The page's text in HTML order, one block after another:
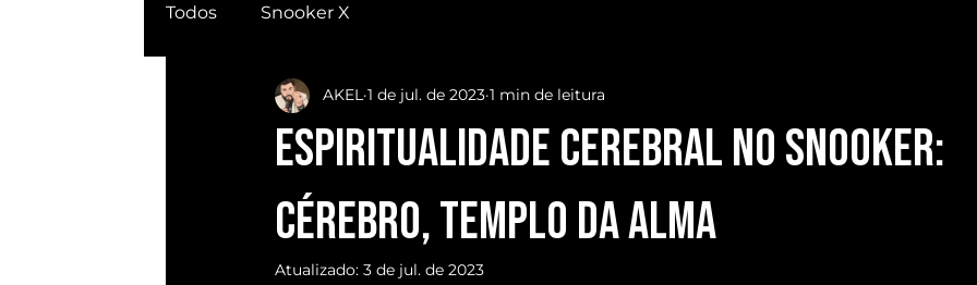
Todos Snooker X
ESPIRITUALIDADE CEREBRAL no SNOOKER:
Cérebro, templo da ALMA
AKEL 1 de jul. de 2023 1 min de leitura
Atualizado: 3 de jul. de 2023